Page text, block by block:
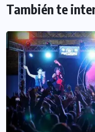
También te